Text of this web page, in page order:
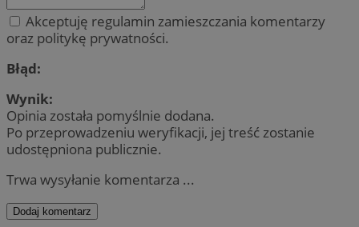
Akceptuję regulamin zamieszczania komentarzy
oraz politykę prywatności.
Błąd:
Wynik:
Opinia została pomyślnie dodana.
Po przeprowadzeniu weryfikacji, jej treść zostanie
udostępniona publicznie.
Trwa wysyłanie komentarza ...
Dodaj komentarz